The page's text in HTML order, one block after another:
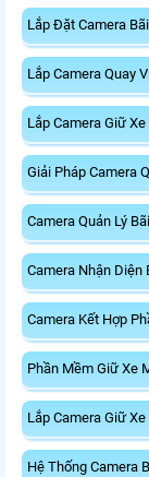
Lắp Đặt Camera
Lắp Camera Quay
Lắp Camera Giữ
Giải Pháp Camera
Camera Quản Lý
Camera Nhận Diện
Camera Kết Hợp
Phần Mềm Giữ Xe
Lắp Camera Giữ
Hệ Thống Camera